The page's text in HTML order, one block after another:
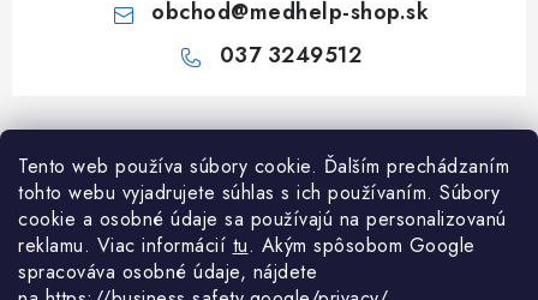
Tento web používa súbory cookie. Ďalším prechádzaním
tohto webu vyjadrujete súhlas s ich používaním. Súbory
cookie a osobné údaje sa používajú na personalizovanú
reklamu. Viac informácií tu. Akým spôsobom Google
spracováva osobné údaje, nájdete
obchod@medhelp-shop.sk
037 3249512
Z
á
Informácie pre vás
O firme
Všetko o nákupe
Všetko o nákupe
Obchodné podmienky
NAPÍŠTE NÁM NA WHATSAPP